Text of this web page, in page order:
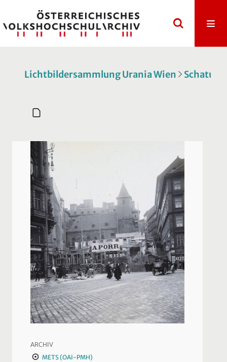
Lichtbildersammlung Urania Wien Schatulle
ARCHIV
METS (OAI-PMH)